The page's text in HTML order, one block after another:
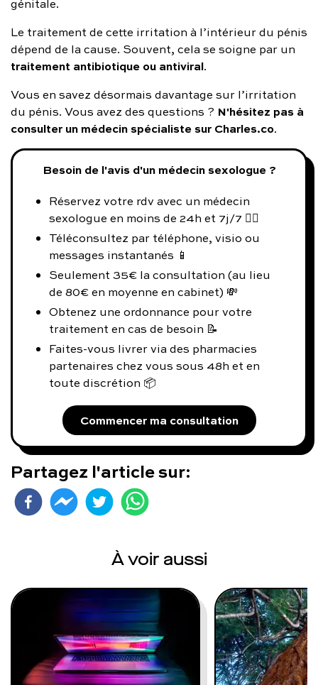
génitale.
Le traitement de cette irritation à l’intérieur du pénis
dépend de la cause. Souvent, cela se soigne par un
traitement antibiotique ou antiviral.
Vous en savez désormais davantage sur l’irritation
du pénis. Vous avez des questions ? N'hésitez pas à
consulter un médecin spécialiste sur Charles.co.
Besoin de l'avis d'un médecin sexologue ?
Réservez votre rdv avec un médecin
sexologue en moins de 24h et 7j/7 👨‍⚕️
Téléconsultez par téléphone, visio ou
messages instantanés 📱
Seulement 35€ la consultation (au lieu
de 80€ en moyenne en cabinet) 💸
Obtenez une ordonnance pour votre
traitement en cas de besoin 📝
Faites-vous livrer via des pharmacies
partenaires chez vous sous 48h et en
toute discrétion 📦
Commencer ma consultation
Partagez l'article sur:
À voir aussi